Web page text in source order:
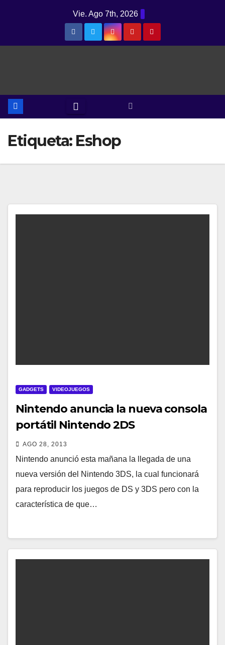
Vie. Ago 7th, 2026
Etiqueta: Eshop
GADGETS VIDEOJUEGOS
Nintendo anuncia la nueva consola
portátil Nintendo 2DS
AGO 28, 2013
Nintendo anunció esta mañana la llegada de una
nueva versión del Nintendo 3DS, la cual funcionará
para reproducir los juegos de DS y 3DS pero con la
característica de que…